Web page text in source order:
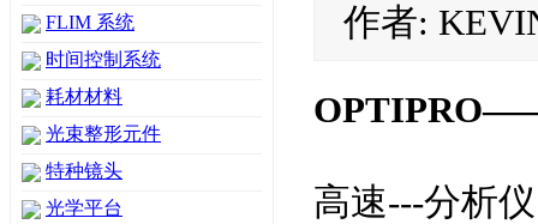
FLIM 系统
时间控制系统
耗材材料
光束整形元件
特种镜头
光学平台
作者:
高速---分析